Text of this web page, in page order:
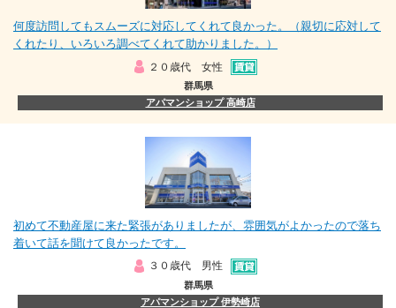
何度訪問してもスムーズに対応してくれて良かった。（親切に応対して
くれたり、いろいろ調べてくれて助かりました。）
２０歳代 女性
群馬県
アパマンショップ 高崎店
初めて不動産屋に来た緊張がありましたが、雰囲気がよかったので落ち
着いて話を聞けて良かったです。
３０歳代 男性
群馬県
アパマンショップ 伊勢崎店